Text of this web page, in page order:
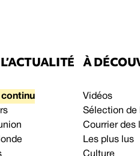
continu
À
Vidéos
Sélection de
Courrier des
Les plus lus
Culture